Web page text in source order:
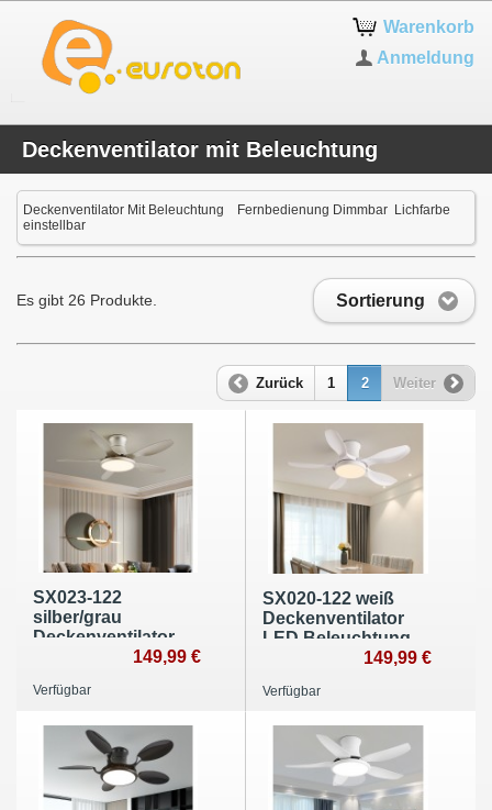
Warenkorb
Anmeldung
Deckenventilator mit Beleuchtung
Deckenventilator Mit Beleuchtung Fernbedienung Dimmbar Lichfarbe
einstellbar
Sortierung
Es gibt 26 Produkte.
Zurück 1 2 Weiter
SX023-122
silber/grau
Deckenventilator
Geschwindigkeiten,
Wintermodus
149,99 €
Verfügbar
SX020-122 weiß
Deckenventilator
LED Beleuchtung
Geschwindigkeiten,
Wintermodus
149,99 €
Verfügbar